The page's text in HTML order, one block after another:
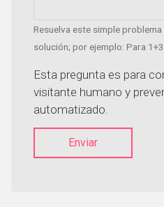
Resuelva este simple
solución; por ejemplo: Para
Esta pregunta es para
visitante humano y
automatizado.
Enviar